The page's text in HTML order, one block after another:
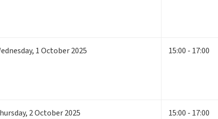
, 1October 2025 15:00 - 17:00
, 2October 2025 15:00 - 17:00